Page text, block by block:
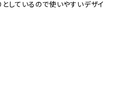
しているので使いやすいデザイ